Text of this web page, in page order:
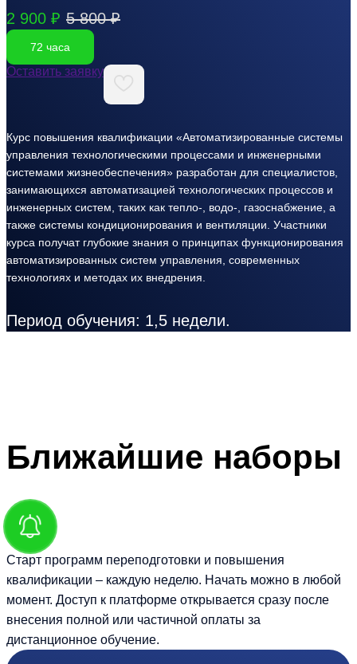
2 900 ₽ 5 800 ₽
72 часа
Оставить заявку
Курс повышения квалификации «Автоматизированные системы
управления технологическими процессами и инженерными
системами жизнеобеспечения» разработан для специалистов,
занимающихся автоматизацией технологических процессов и
инженерных систем, таких как тепло-, водо-, газоснабжение, а
также системы кондиционирования и вентиляции. Участники
курса получат глубокие знания о принципах функционирования
автоматизированных систем управления, современных
технологиях и методах их внедрения.
Период обучения: 1,5 недели.
Ближайшие наборы
Старт программ переподготовки и повышения
квалификации – каждую неделю. Начать можно в любой
момент. Доступ к платформе открывается сразу после
внесения полной или частичной оплаты за
дистанционное обучение.